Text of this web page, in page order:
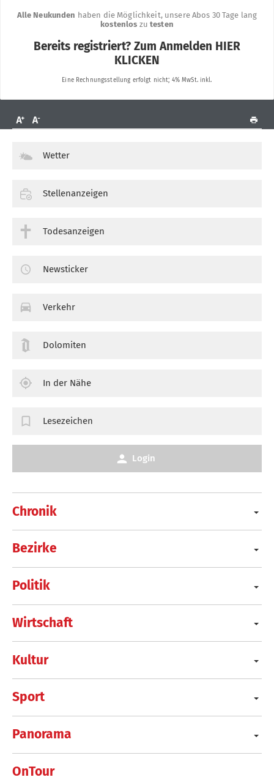
Chronik
Bezirke
Politik
Wirtschaft
Kultur
Sport
Panorama
OnTour
Wetter
Stellenanzeigen
Todesanzeigen
Newsticker
Verkehr
Dolomiten
In der Nähe
Lesezeichen
Login